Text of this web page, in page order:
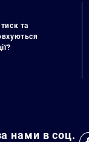
та
нами в соц.